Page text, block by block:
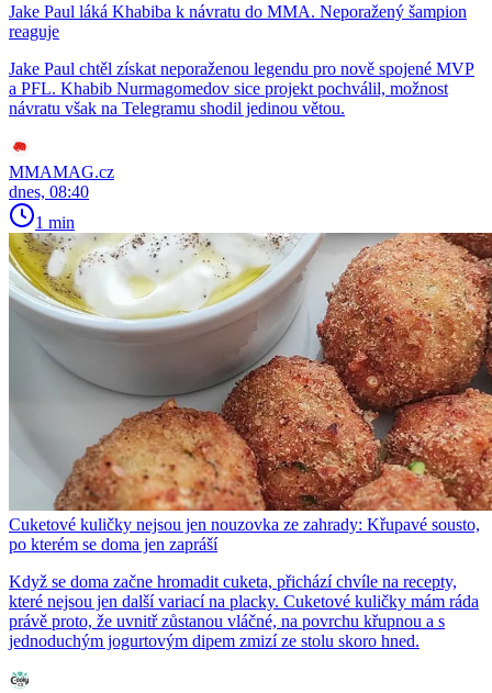
Jake Paul láká Khabiba k návratu do MMA. Neporažený šampion
reaguje
Jake Paul chtěl získat neporaženou legendu pro nově spojené MVP
a PFL. Khabib Nurmagomedov sice projekt pochválil, možnost
návratu však na Telegramu shodil jedinou větou.
MMAMAG.cz
dnes, 08:40
1 min
Cuketové kuličky nejsou jen nouzovka ze zahrady: Křupavé sousto,
po kterém se doma jen zapráší
Když se doma začne hromadit cuketa, přichází chvíle na recepty,
které nejsou jen další variací na placky. Cuketové kuličky mám ráda
právě proto, že uvnitř zůstanou vláčné, na povrchu křupnou a s
jednoduchým jogurtovým dipem zmizí ze stolu skoro hned.